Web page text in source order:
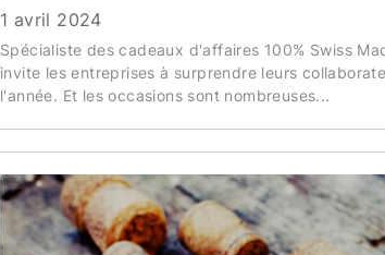
1 avril 2024
Spécialiste des cadeaux d'affaires 100% Swiss
invite les entreprises à surprendre leurs
l'année. Et les occasions sont nombreuses...